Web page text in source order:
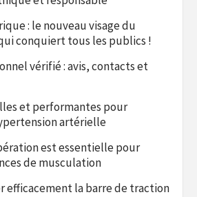
: le nouveau visage du
conquiert tous les publics !
vérifié : avis, contacts et
et performantes pour
artérielle
est essentielle pour
de musculation
efficacement la barre de traction